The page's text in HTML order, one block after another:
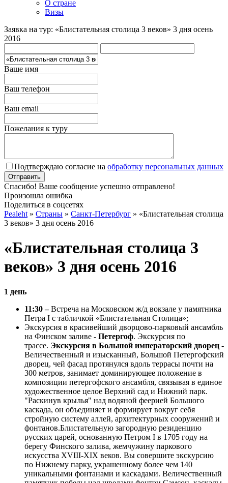
О стране
Визы
Заявка на тур: «Блистательная столица 3 веков» 3 дня осень
2016
Ваше имя
Ваш телефон
Ваш email
Пожелания к туру
Подтверждаю согласие на обработку персональных данных
Спасибо! Ваше сообщение успешно отправлено!
Произошла ошибка
Поделиться в соцсетях
Pealeht » Страны » Санкт-Петербург » «Блистательная столица
3 веков» 3 дня осень 2016
«Блистательная столица 3
веков» 3 дня осень 2016
1 день
11:30 –Встреча на Московском ж/д вокзале у памятника
Петра I с табличкой «Блистательная Столица»;
Экскурсия в красивейший дворцово-парковый ансамбль
на Финском заливе - Петергоф. Экскурсия по
трассе. Экскурсия в Большой императорский дворец -
Величественный и изысканный, Большой Петергофский
дворец, чей фасад протянулся вдоль террасы почти на
300 метров, занимает доминирующее положение в
композиции петергофского ансамбля, связывая в единое
художественное целое Верхний сад и Нижний парк.
"Раскинув крылья" над водяной феерией Большого
каскада, он объединяет и формирует вокруг себя
стройную систему аллей, архитектурных сооружений и
фонтанов.Блистательную загородную резиденцию
русских царей, основанную Петром I в 1705 году на
берегу Финского залива, жемчужину паркового
искусства XVIII-XIX веков. Вы совершите экскурсию
по Нижнему парку, украшенному более чем 140
уникальными фонтанами и каскадами. Величественный